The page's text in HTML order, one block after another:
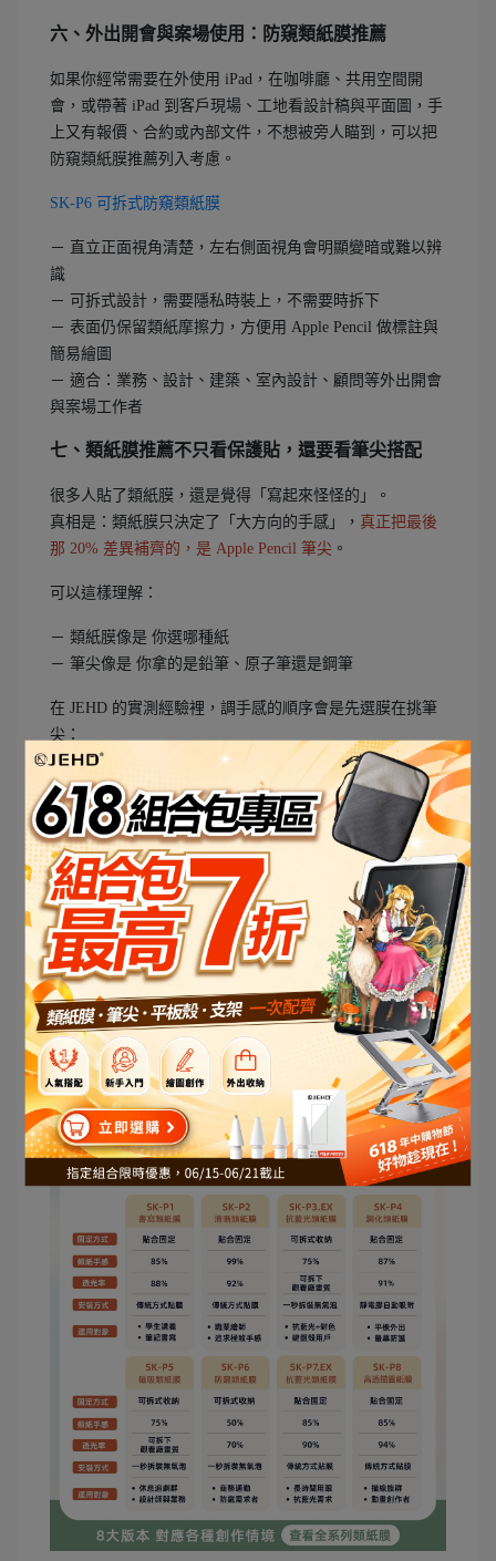
六、外出開會與案場使用：防窺類紙膜推薦
如果你經常需要在外使用 iPad，在咖啡廳、共用空間開
會，或帶著 iPad 到客戶現場、工地看設計稿與平面圖，手
上又有報價、合約或內部文件，不想被旁人瞄到，可以把
防窺類紙膜推薦列入考慮。
SK-P6 可拆式防窺類紙膜
－ 直立正面視角清楚，左右側面視角會明顯變暗或難以辨
識
－ 可拆式設計，需要隱私時裝上，不需要時拆下
－ 表面仍保留類紙摩擦力，方便用 Apple Pencil 做標註與
簡易繪圖
－ 適合：業務、設計、建築、室內設計、顧問等外出開會
與案場工作者
七、類紙膜推薦不只看保護貼，還要看筆尖搭配
很多人貼了類紙膜，還是覺得「寫起來怪怪的」。
真相是：類紙膜只決定了「大方向的手感」， 真正把最後
那 20% 差異補齊的，是 Apple Pencil 筆尖 。
可以這樣理解：
－ 類紙膜像是 你選哪種紙
－ 筆尖像是 你拿的是鉛筆、原子筆還是鋼筆
在 JEHD 的實測經驗裡，調手感的順序會是先選膜在挑筆
尖：
先選適合你用途的 iPad 類紙膜（寫字、繪圖、防
窺、抗藍光等等）。
再用不同筆尖調整細節，例如：
－ 想再更 紙感一點 → 用摩擦感較高的筆尖搭配
SK-P2 或 SK-P1
－ 想畫大筆勢與塗色更順 → 在 SK-P8 或 P7.EX 上
搭配稍滑一點的速繪筆尖。
－ 想要通用型、彈性調整 → 在 SK-P5 或 SK-
P3.EX 上搭配合適的職業筆尖組。
JEHD 類紙膜推薦，不是只單純說「買這一片就好」，而
是把「類紙膜＋筆尖」當作一整組手感系統，幫你調整到
符合自己的使用習慣。